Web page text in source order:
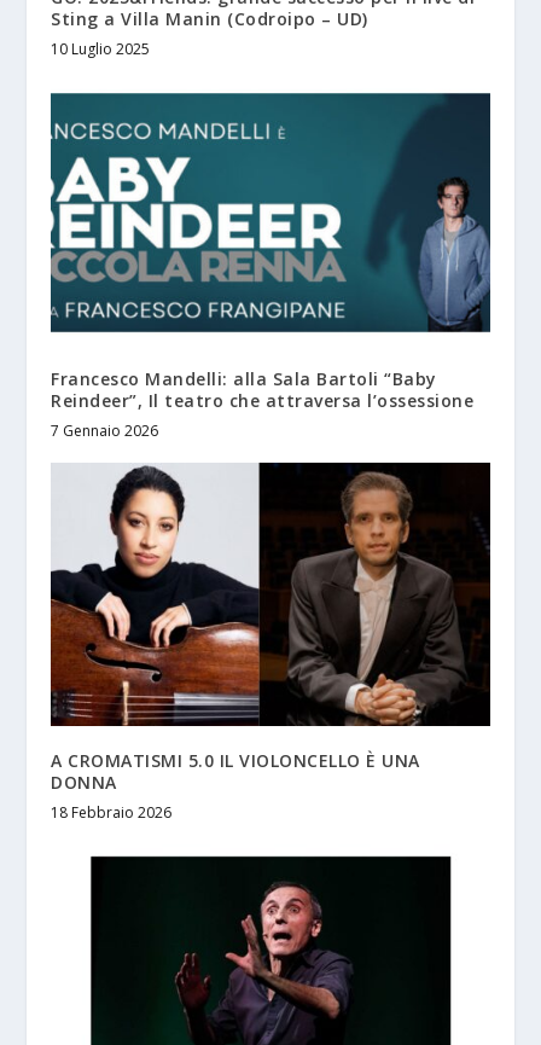
Sting a Villa Manin (Codroipo – UD)
10 Luglio 2025
Francesco Mandelli: alla Sala Bartoli “Baby
Reindeer”, Il teatro che attraversa l’ossessione
7 Gennaio 2026
A CROMATISMI 5.0 IL VIOLONCELLO È UNA
DONNA
18 Febbraio 2026